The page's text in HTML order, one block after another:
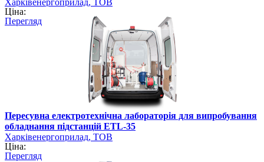
Харківенергоприлад, ТОВ
Ціна:
Перегляд
Пересувна електротехнічна лабораторія для випробування
обладнання підстанцій ETL-35
Харківенергоприлад, ТОВ
Ціна:
Перегляд